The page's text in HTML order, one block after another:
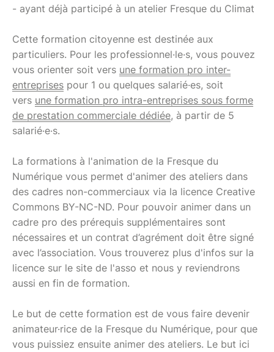
- ayant déjà participé à un atelier Fresque du Climat
Cette formation citoyenne est destinée aux
particuliers. Pour les professionnel·le·s, vous pouvez
vous orienter soit vers une formation pro inter-
entreprises pour 1 ou quelques salarié·es, soit
vers une formation pro intra-entreprises sous forme
de prestation commerciale dédiée, à partir de 5
salarié·e·s.
La formations à l'animation de la Fresque du
Numérique vous permet d'animer des ateliers dans
des cadres non-commerciaux via la licence Creative
Commons BY-NC-ND. Pour pouvoir animer dans un
cadre pro des prérequis supplémentaires sont
nécessaires et un contrat d’agrément doit être signé
avec l’association. Vous trouverez plus d'infos sur la
licence sur le site de l'asso et nous y reviendrons
aussi en fin de formation.
Le but de cette formation est de vous faire devenir
animateur·rice de la Fresque du Numérique, pour que
vous puissiez ensuite animer des ateliers. Le but ici